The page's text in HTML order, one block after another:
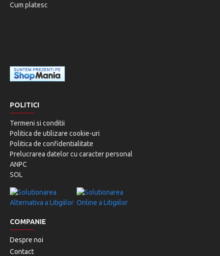
Cum platesc
POLITICI
Termeni si conditii
Politica de utilizare cookie-uri
Politica de confidentialitate
Prelucrarea datelor cu caracter personal
ANPC
SOL
COMPANIE
Despre noi
Contact